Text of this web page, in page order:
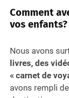
Comment
vos enfants?
Nous avons
livres, des
« carnet de
avons rempli